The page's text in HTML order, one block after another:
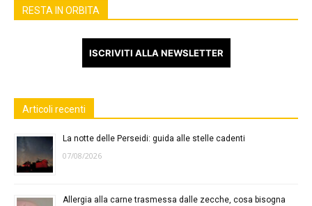
RESTA IN ORBITA
ISCRIVITI ALLA NEWSLETTER
Articoli recenti
La notte delle Perseidi: guida alle stelle cadenti
07/08/2026
Allergia alla carne trasmessa dalle zecche, cosa bisogna